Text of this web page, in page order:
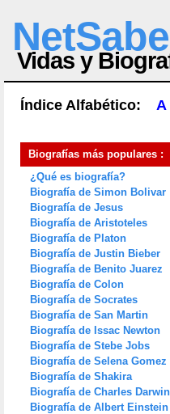
Vidas y
Índice Alfabético: A|
Biografías más populares :
¿Qué es biografía?
Biografía de Simon Bolivar
Biografía de Jesus
Biografía de Aristoteles
Biografía de Platon
Biografía de Justin Bieber
Biografía de Benito Juarez
Biografía de Colon
Biografía de Socrates
Biografía de San Martin
Biografía de Issac Newton
Biografía de Stebe Jobs
Biografía de Selena Gomez
Biografía de Shakira
Biografía de Charles Darwin
Biografía de Albert Einstein